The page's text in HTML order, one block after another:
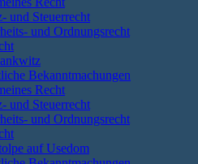
und Steuerrecht
und Ordnungsrecht
Bekanntmachungen
Recht
und Steuerrecht
und Ordnungsrecht
auf Usedom